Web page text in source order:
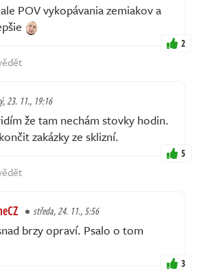
POV vykopávania zemiakov a
2
23. 11., 19:16
že tam nechám stovky hodin.
zakázky ze sklizní.
5
středa, 24. 11., 5:56
brzy opraví. Psalo o tom
3